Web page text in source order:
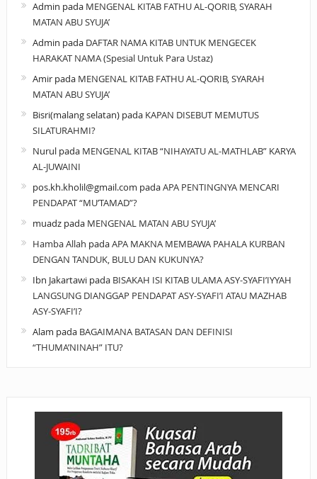
Admin pada MENGENAL KITAB FATHU AL-QORIB, SYARAH
MATAN ABU SYUJA’
Admin pada DAFTAR NAMA KITAB UNTUK MENGECEK
HARAKAT NAMA (Spesial Untuk Para Ustaz)
Amirpada MENGENAL KITAB FATHU AL-QORIB, SYARAH
MATAN ABU SYUJA’
Bisri(malang selatan)pada KAPAN DISEBUT MEMUTUS
SILATURAHMI?
Nurulpada MENGENAL KITAB “NIHAYATU AL-MATHLAB” KARYA
AL-JUWAINI
pos.kh.kholil@gmail.com padaAPA PENTINGNYA MENCARI
PENDAPAT “MU’TAMAD”?
muadzpada MENGENAL MATAN ABU SYUJA’
Hamba Allah padaAPA MAKNA MEMBAWA PAHALA KURBAN
DENGAN TANDUK, BULU DAN KUKUNYA?
Ibn Jakartawipada BISAKAH ISI KITAB ULAMA ASY-SYAFI’IYYAH
LANGSUNG DIANGGAP PENDAPAT ASY-SYAFI’I ATAU MAZHAB
ASY-SYAFI’I?
Alam pada BAGAIMANA BATASAN DAN DEFINISI
“THUMA’NINAH” ITU?